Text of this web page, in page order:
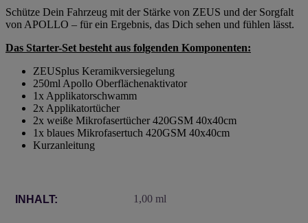
Schütze Dein Fahrzeug mit der Stärke von ZEUS und der Sorgfalt
von APOLLO – für ein Ergebnis, das Dich sehen und fühlen lässt.
Das Starter-Set besteht aus folgenden Komponenten:
ZEUSplus Keramikversiegelung
250ml Apollo Oberflächenaktivator
1x Applikatorschwamm
2x Applikatortücher
2x weiße Mikrofasertücher 420GSM 40x40cm
1x blaues Mikrofasertuch 420GSM 40x40cm
Kurzanleitung
Produkteigenschaft
Wert
INHALT: 1,00 ml